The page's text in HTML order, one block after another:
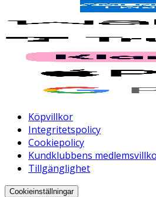
Köpvillkor
Integritetspolicy
Cookiepolicy
Kundklubbens
Tillgänglighet
Cookieinställningar